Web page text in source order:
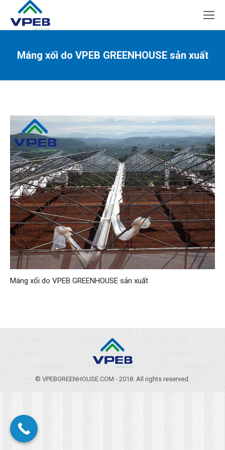
Máng xối do VPEB GREENHOUSE sản xuất
Máng xối do VPEB GREENHOUSE sản xuất
© VPEBGREENHOUSE.COM - 2018. All rights reserved.